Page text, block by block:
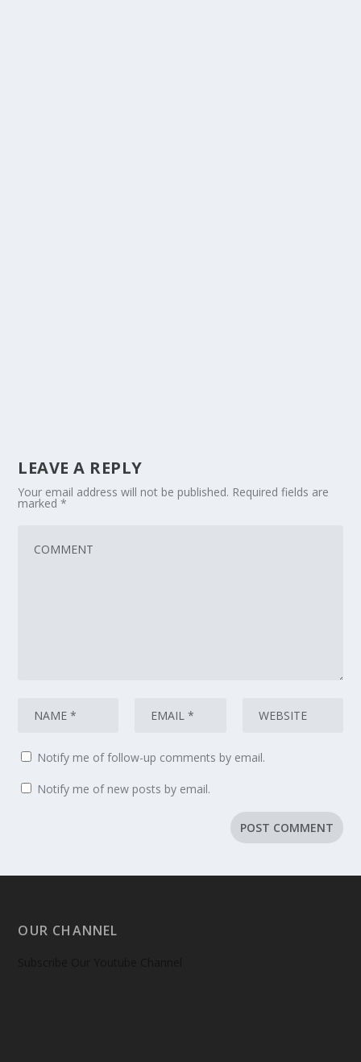
LEAVE A REPLY
Your email address will not be published. Required fields are
marked*
Notify me of follow-up comments by email.
Notify me of new posts by email.
OUR CHANNEL